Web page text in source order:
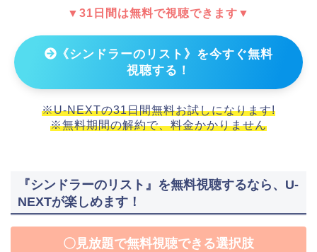
▼31日間は無料で視聴できます▼
《シンドラーのリスト》を今すぐ無料
視聴する！
※U-NEXTの31日間無料お試しになります!
※無料期間の解約で、料金かかりません
『シンドラーのリスト』を無料視聴するなら、U-
NEXTが楽しめます！
〇見放題で無料視聴できる選択肢